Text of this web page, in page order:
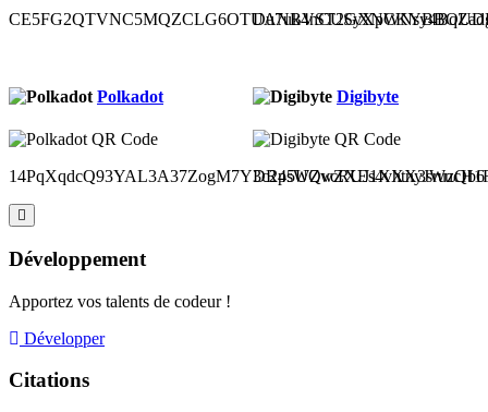
Polkadot
14PqXqdcQ93YAL3A37ZogM7Y3c2p5UQvcRUJ1XXX3sruzQb6
Digibyte
Développement
Apportez vos talents de codeur !
Développer
Citations